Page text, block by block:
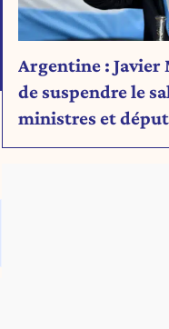
Argentine : Javier
de suspendre le
ministres et
déficit budgétaire